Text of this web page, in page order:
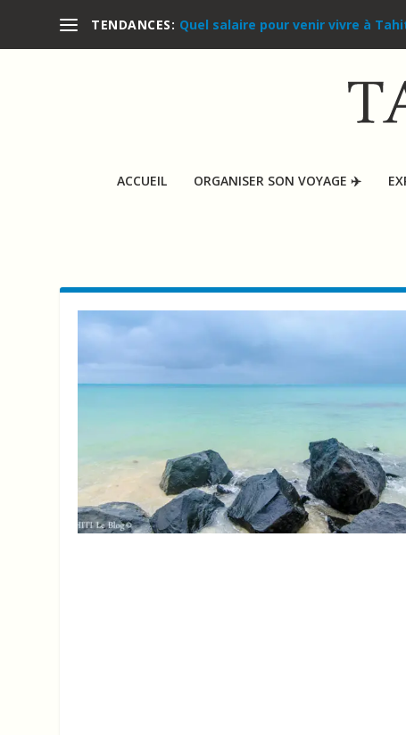
TENDANCES: Quel salaire pour venir vivre à
ACCUEIL ORGANISER SON VOYAGE ✈️